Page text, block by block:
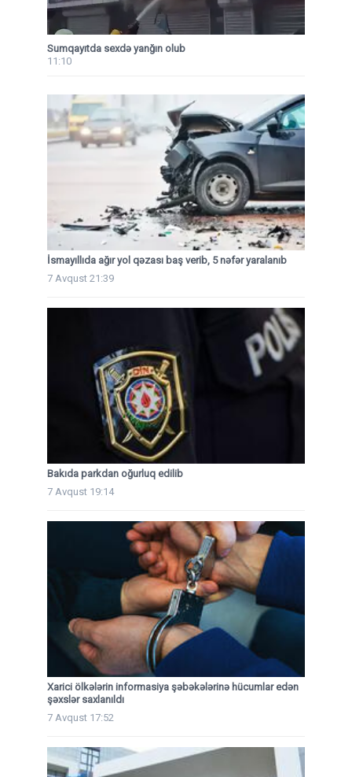
Sumqayıtda sexdə yanğın olub
11:10
İsmayıllıda ağır yol qəzası baş verib, 5 nəfər yaralanıb
7 Avqust 21:39
Bakıda parkdan oğurluq edilib
7 Avqust 19:14
Xarici ölkələrin informasiya şəbəkələrinə hücumlar edən
şəxslər saxlanıldı
7 Avqust 17:52